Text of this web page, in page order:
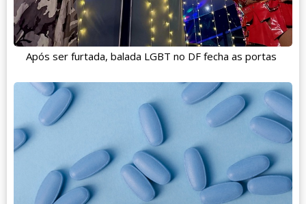
Após ser furtada, balada LGBT no DF fecha as portas